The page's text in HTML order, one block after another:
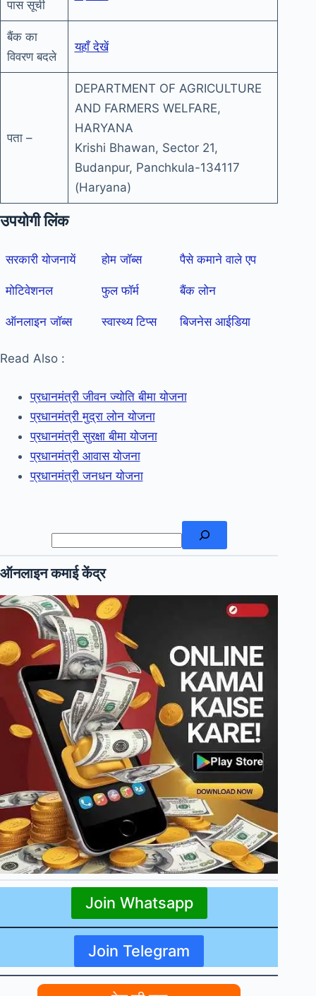
पास सूची
बैंक का
विवरण बदले
यहाँ देखें
पता –
DEPARTMENT OF AGRICULTURE
AND FARMERS WELFARE,
HARYANA
Krishi Bhawan, Sector 21,
Budanpur, Panchkula-134117
(Haryana)
उपयोगी लिंक
सरकारी योजनायें होम जॉब्स पैसे कमाने वाले एप
मोटिवेशनल फुल फॉर्म बैंक लोन
ऑनलाइन जॉब्स स्वास्थ्य टिप्स बिजनेस आईडिया
Read Also :
प्रधानमंत्री जीवन ज्योति बीमा योजना
प्रधानमंत्री मुद्रा लोन योजना
प्रधानमंत्री सुरक्षा बीमा योजना
प्रधानमंत्री आवास योजना
प्रधानमंत्री जनधन योजना
ऑनलाइन कमाई केंद्र
Join Whatsapp
Join Telegram